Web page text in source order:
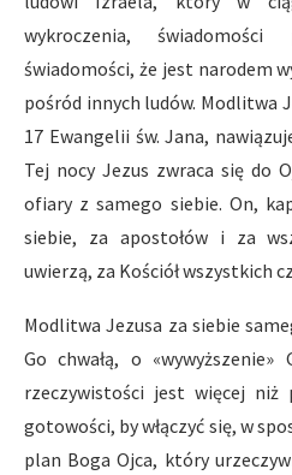
wykroczenia,
świadomości, że jest narodem
pośród innych ludów. Modlitwa
17 Ewangelii św. Jana,
Tej nocy Jezus zwraca się do
ofiary z samego siebie. On,
siebie, za apostołów i za
uwierzą, za Kościół wszystkich
Modlitwa Jezusa za siebie
Go chwałą, o
rzeczywistości jest więcej niż
gotowości, by włączyć się, w
plan Boga Ojca, który